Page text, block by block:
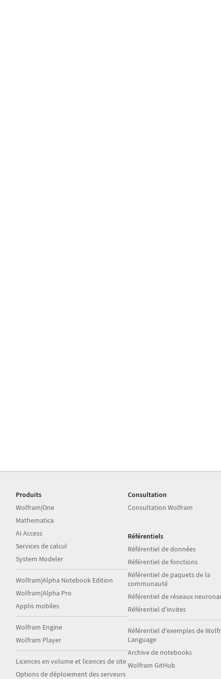
Produits
Wolfram|One
Mathematica
AI Access
Services de calcul
System Modeler
Wolfram|Alpha Notebook Edition
Wolfram|Alpha Pro
Applis mobiles
Wolfram Engine
Wolfram Player
Licences en volume et licences de site
Options de déploiement des serveurs
Consultation
Consultation Wolfram
Référentiels
Référentiel de données
Référentiel de fonctions
Référentiel de paquets de la
communauté
Référentiel de réseaux
Référentiel d'invites
Référentiel d'exemples de
Language
Archive de notebooks
Wolfram GitHub